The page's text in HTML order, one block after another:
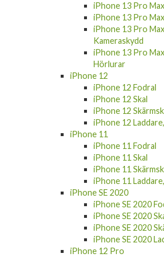
iPhone 13 Pro
iPhone 13 Pro
iPhone 13 Pro
Kameraskydd
iPhone 13 Pro
Hörlurar
iPhone 12
iPhone 12 Fodral
iPhone 12 Skal
iPhone 12
iPhone 12
iPhone 11
iPhone 11 Fodral
iPhone 11 Skal
iPhone 11
iPhone 11
iPhone SE 2020
iPhone SE 2020
iPhone SE 2020
iPhone SE 2020
iPhone SE 2020
iPhone 12 Pro